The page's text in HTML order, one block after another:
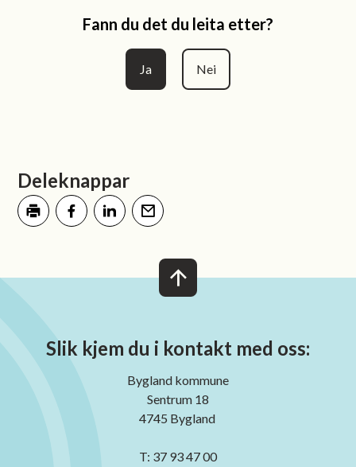
Fann du det du leita etter?
Ja Nei
Deleknappar
Slik kjem du i kontakt med oss:
Bygland kommune
Sentrum 18
4745 Bygland
T: 37 93 47 00